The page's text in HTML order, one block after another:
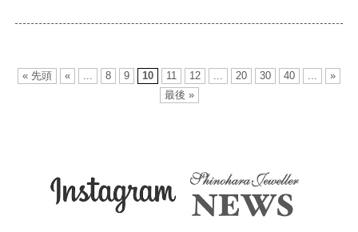
« 先頭 « 8 9 10 11 12 20 30 40
»
最後 »